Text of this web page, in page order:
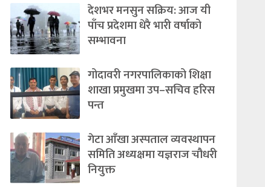
देशभर मनसुन सक्रिय: आज यी
पाँच प्रदेशमा धेरै भारी वर्षाको
सम्भावना
गोदावरी नगरपालिकाको शिक्षा
शाखा प्रमुखमा उप–सचिव हरिस
पन्त
गेटा आँखा अस्पताल व्यवस्थापन
समिति अध्यक्षमा यज्ञराज चौधरी
नियुक्त